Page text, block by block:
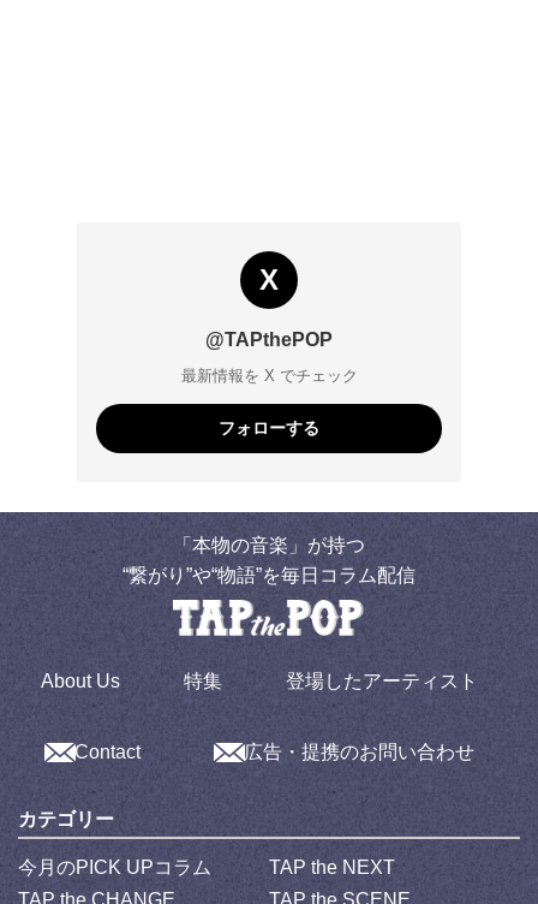
X
@TAPthePOP
最新情報を X でチェック
フォローする
「本物の音楽」が持つ
“繋がり”や“物語”を毎日コラム配信
About Us 特集 登場したアーティスト
Contact 広告・提携のお問い合わせ
カテゴリー
今月のPICK UPコラム
TAP the NEXT
TAP the CHANGE
TAP the SCENE